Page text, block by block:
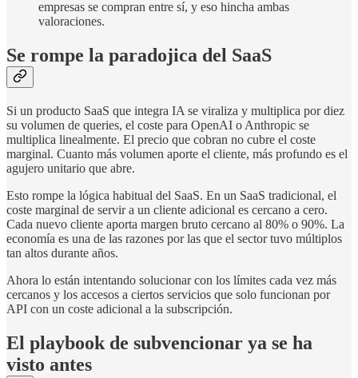
empresas se compran entre sí, y eso hincha ambas
valoraciones.
Se rompe la paradojica del SaaS
Si un producto SaaS que integra IA se viraliza y multiplica por diez
su volumen de queries, el coste para OpenAI o Anthropic se
multiplica linealmente. El precio que cobran no cubre el coste
marginal. Cuanto más volumen aporte el cliente, más profundo es el
agujero unitario que abre.
Esto rompe la lógica habitual del SaaS. En un SaaS tradicional, el
coste marginal de servir a un cliente adicional es cercano a cero.
Cada nuevo cliente aporta margen bruto cercano al 80% o 90%. La
economía es una de las razones por las que el sector tuvo múltiplos
tan altos durante años.
Ahora lo están intentando solucionar con los límites cada vez más
cercanos y los accesos a ciertos servicios que solo funcionan por
API con un coste adicional a la subscripción.
El playbook de subvencionar ya se ha
visto antes